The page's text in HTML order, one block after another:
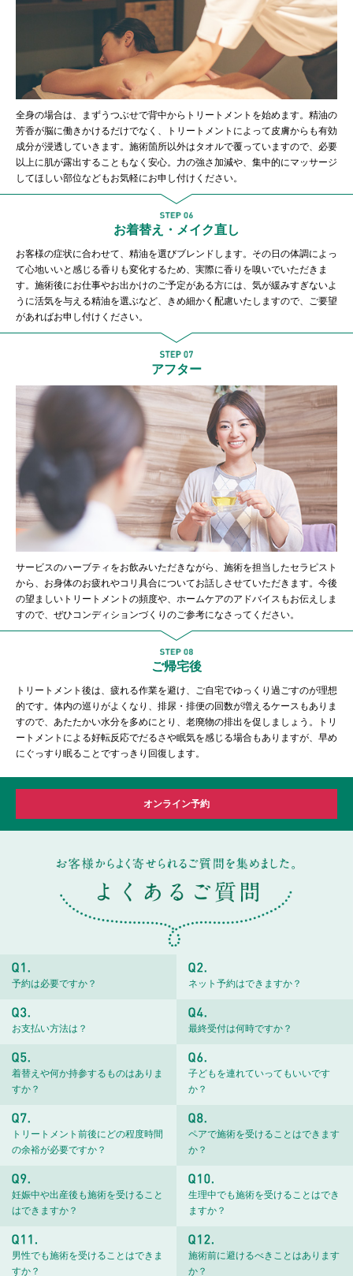
全身の場合は、まずうつぶせで背中からトリートメントを始めます。精油の
芳香が脳に働きかけるだけでなく、トリートメントによって皮膚からも有効
成分が浸透していきます。施術箇所以外はタオルで覆っていますので、必要
以上に肌が露出することもなく安心。力の強さ加減や、集中的にマッサージ
してほしい部位などもお気軽にお申し付けください。
お着替え・メイク直し
お客様の症状に合わせて、精油を選びブレンドします。その日の体調によっ
て心地いいと感じる香りも変化するため、実際に香りを嗅いでいただきま
す。施術後にお仕事やお出かけのご予定がある方には、気が緩みすぎないよ
うに活気を与える精油を選ぶなど、きめ細かく配慮いたしますので、ご要望
があればお申し付けください。
アフター
サービスのハーブティをお飲みいただきながら、施術を担当したセラピスト
から、お身体のお疲れやコリ具合についてお話しさせていただきます。今後
の望ましいトリートメントの頻度や、ホームケアのアドバイスもお伝えしま
すので、ぜひコンディションづくりのご参考になさってください。
ご帰宅後
トリートメント後は、疲れる作業を避け、ご自宅でゆっくり過ごすのが理想
的です。体内の巡りがよくなり、排尿・排便の回数が増えるケースもありま
すので、あたたかい水分を多めにとり、老廃物の排出を促しましょう。トリ
ートメントによる好転反応でだるさや眠気を感じる場合もありますが、早め
にぐっすり眠ることですっきり回復します。
オンライン予約
予約は必要ですか？ ネット予約はできますか？
お支払い方法は？ 最終受付は何時ですか？
着替えや何か持参するものはありま
すか？
子どもを連れていってもいいです
か？
トリートメント前後にどの程度時間
の余裕が必要ですか？
ペアで施術を受けることはできます
か？
妊娠中や出産後も施術を受けること
はできますか？
生理中でも施術を受けることはでき
ますか？
男性でも施術を受けることはできま
すか？
施術前に避けるべきことはあります
か？